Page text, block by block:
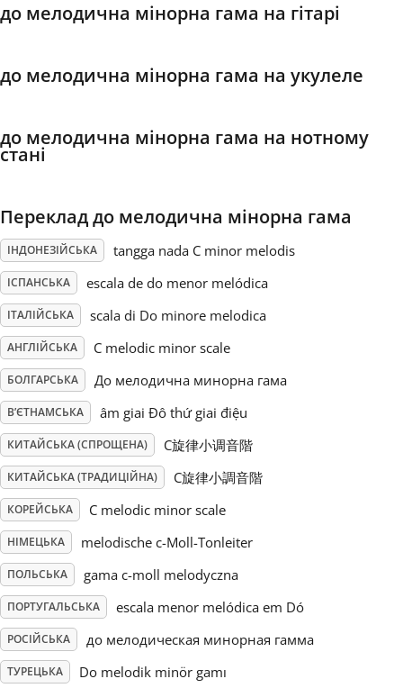
Italiano
日本語
Português
Русский
Svenska
Tiếng Việt
Türkçe
Українська
简体中文
繁體中文
до мелодична мінорна гама на гітарі
до мелодична мінорна гама на укулеле
до мелодична мінорна гама на нотному
стані
Переклад до мелодична мінорна гама
ІНДОНЕЗІЙСЬКА tangga nada C minor melodis
ІСПАНСЬКА escala de do menor melódica
ІТАЛІЙСЬКА scala di Do minore melodica
АНГЛІЙСЬКА C melodic minor scale
БОЛГАРСЬКА До мелодична минорна гама
В’ЄТНАМСЬКА âm giai Đô thứ giai điệu
КИТАЙСЬКА (СПРОЩЕНА) C旋律小调音階
КИТАЙСЬКА (ТРАДИЦІЙНА) C旋律小調音階
КОРЕЙСЬКА C melodic minor scale
НІМЕЦЬКА melodische c-Moll-Tonleiter
ПОЛЬСЬКА gama c-moll melodyczna
ПОРТУГАЛЬСЬКА escala menor melódica em Dó
РОСІЙСЬКА до мелодическая минорная гамма
ТУРЕЦЬКА Do melodik minör gamı